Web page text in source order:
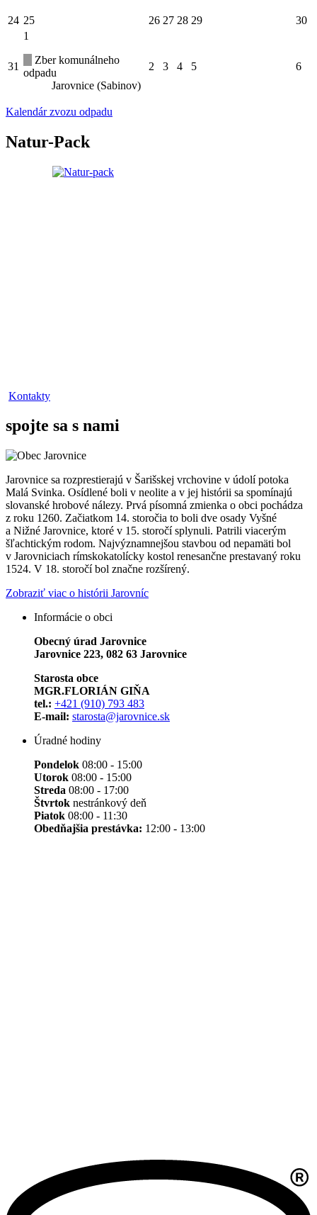
24 25 26 27 28 29 30
31
1
Zber komunálneho
odpadu
Jarovnice (Sabinov)
2 3 4 5 6
Kalendár zvozu odpadu
Natur-Pack
Kontakty
spojte sa s nami
Jarovnice sa rozprestierajú v Šarišskej vrchovine v údolí potoka
Malá Svinka. Osídlené boli v neolite a v jej histórii sa spomínajú
slovanské hrobové nálezy. Prvá písomná zmienka o obci pochádza
z roku 1260. Začiatkom 14. storočia to boli dve osady Vyšné
a Nižné Jarovnice, ktoré v 15. storočí splynuli. Patrili viacerým
šľachtickým rodom. Najvýznamnejšou stavbou od nepamäti bol
v Jarovniciach rímskokatolícky kostol renesančne prestavaný roku
1524. V 18. storočí bol značne rozšírený.
Zobraziť viac o histórii Jarovníc
Informácie o obci
Obecný úrad Jarovnice
Jarovnice 223, 082 63 Jarovnice
Starosta obce
MGR.FLORIÁN GIŇA
tel.: +421 (910) 793 483
E-mail: starosta@jarovnice.sk
Úradné hodiny
Pondelok 08:00 - 15:00
Utorok 08:00 - 15:00
Streda 08:00 - 17:00
Štvrtok nestránkový deň
Piatok 08:00 - 11:30
Obedňajšia prestávka: 12:00 - 13:00